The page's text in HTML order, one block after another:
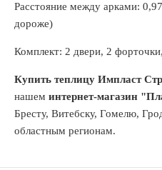
Расстояние между арками:
дороже)
Комплект: 2 двери, 2
Купить теплицу Импласт
нашем интернет-магазин
Бресту, Витебску, Гомелю,
областным регионам.